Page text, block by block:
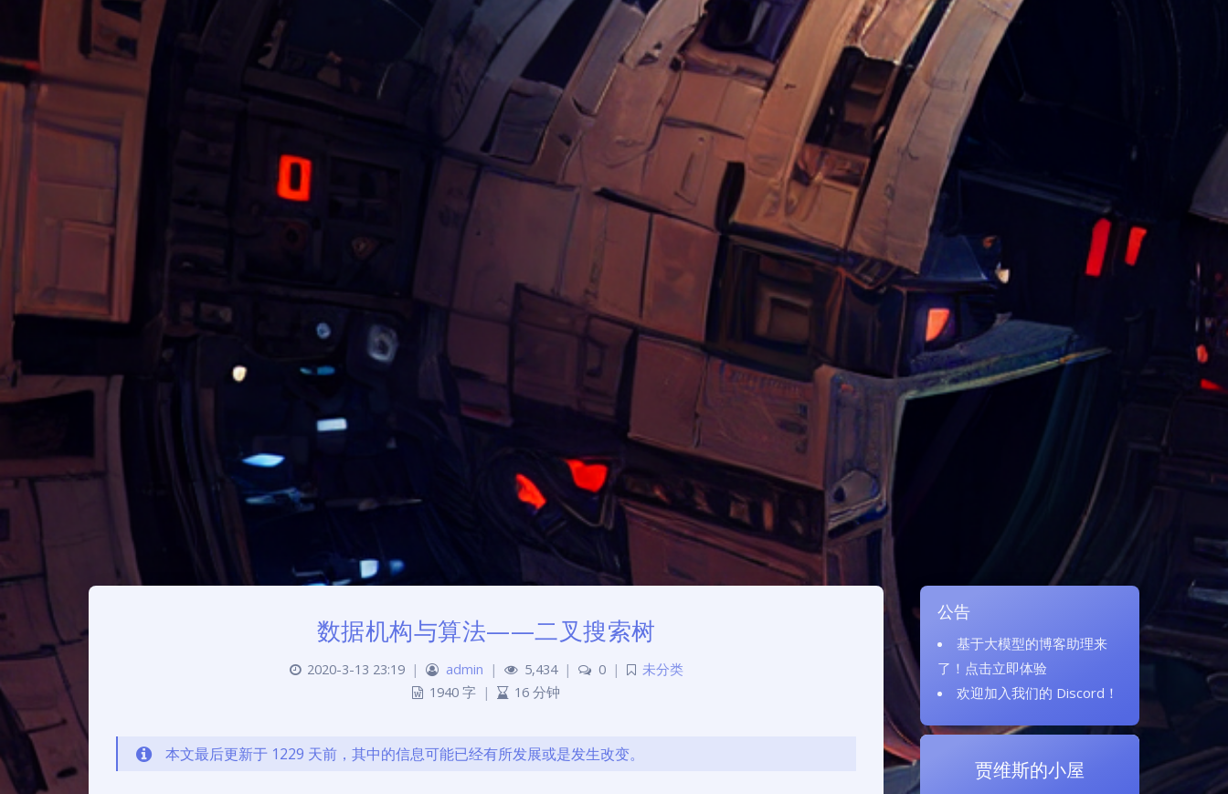
公告
基于大模型的博客助理来
了！ 点击立即体验
欢迎加入我们的 Discord ！
贾维斯的小屋
数据机构与算法——二叉搜索树
2020-3-13 23:19 | admin | 5,434 | 0 |
未分类
1940 字 | 16 分钟
本文最后更新于 1229 天前，其中的信息可能已经有所发展或是发生改变。